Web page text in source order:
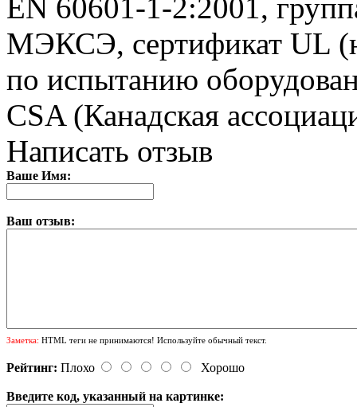
EN 60601-1-2:2001,
МЭКСЭ, сертификат UL
по испытанию
CSA (Канадская
Написать отзыв
Ваше Имя:
Ваш отзыв:
Заметка: HTML теги не принимаются! Используйте обычный текст.
Рейтинг: Плохо Хорошо
Введите код, указанный на картинке: